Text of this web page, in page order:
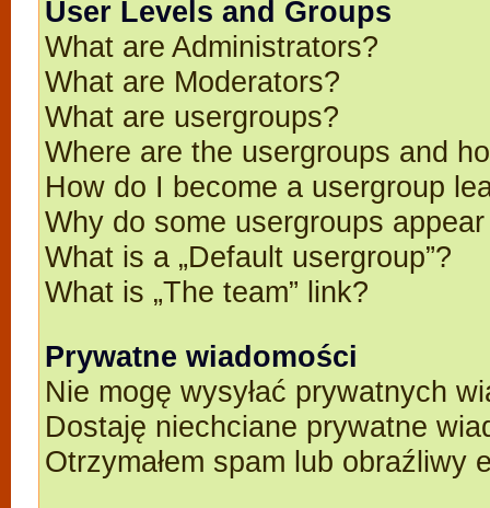
User Levels and Groups
What are Administrators?
What are Moderators?
What are usergroups?
Where are the usergroups and
How do I become a usergroup
Why do some usergroups
What is a „Default usergroup”?
What is „The team” link?
Prywatne wiadomości
Nie mogę wysyłać prywatnych
Dostaję niechciane prywatne
Otrzymałem spam lub obraźliwy